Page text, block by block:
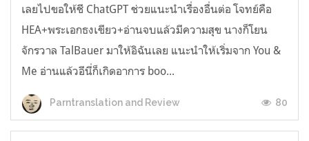
เลยไปขอให้ชี ChatGPT ช่วยแนะนำเรื่องอื่นต่อ โจทย์คือ
HEA+พระเอกธงเขียว+อ่านจบแล้วมีความสุข นางก็โยน
จักรวาล TalBauer มาให้อิฉันเลย แนะนำให้เริ่มจาก You &
Me อ่านแล้วอีนี่ก็เกิดอาการ boo...
Parntranslation and Review 80